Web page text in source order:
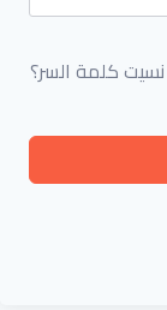
نسيت كلمة السر؟